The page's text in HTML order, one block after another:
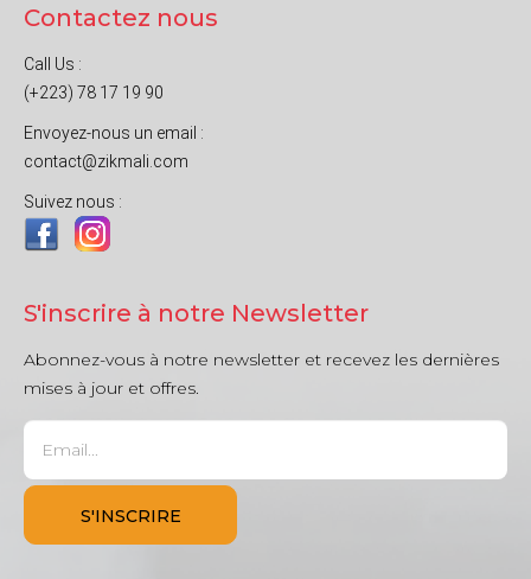
Contactez nous
Call Us :
(+223) 78 17 19 90
Envoyez-nous un email :
contact@zikmali.com
Suivez nous :
S'inscrire à notre Newsletter
Abonnez-vous à notre newsletter et recevez les dernières
mises à jour et offres.